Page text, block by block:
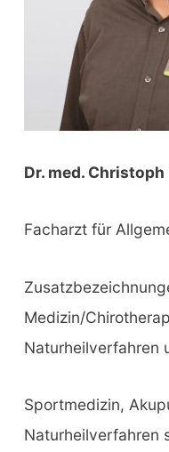
Dr. med.
Facharzt für
Medizin/
Naturheilverfahren
Sportmedizin,
Naturheilverfahren